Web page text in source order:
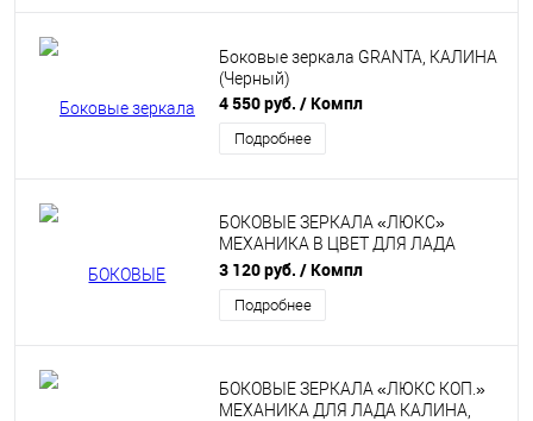
Боковые зеркала GRANTA, КАЛИНА
(Черный)
4 550 руб. / Компл
Подробнее
БОКОВЫЕ ЗЕРКАЛА «ЛЮКС»
МЕХАНИКА В ЦВЕТ ДЛЯ ЛАДА
КАЛИНА, КАЛИНА 2, ГРАНТА,
DATSUN
3 120 руб. / Компл
Подробнее
БОКОВЫЕ ЗЕРКАЛА «ЛЮКС КОП.»
МЕХАНИКА ДЛЯ ЛАДА КАЛИНА,